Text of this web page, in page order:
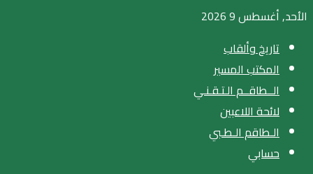
الأحد, أغسطس 9 2026
تاريخ وألقاب
المكتب المسير
الــطاقــم الـتـقـنـي
لائحة اللاعبين
الـطاقم الـطـبي
حسابي